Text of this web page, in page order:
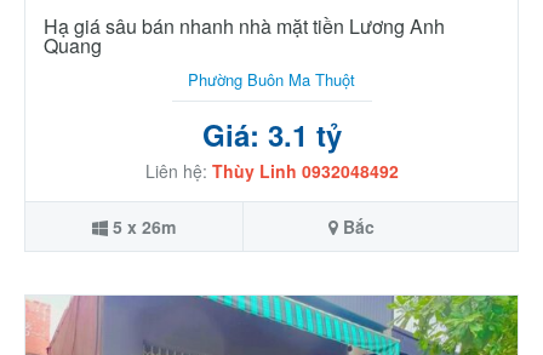
Hạ giá sâu bán nhanh nhà mặt tiền Lương Anh
Quang
Phường Buôn Ma Thuột
Giá: 3.1 tỷ
Liên hệ: Thùy Linh 0932048492
5 x 26m Bắc